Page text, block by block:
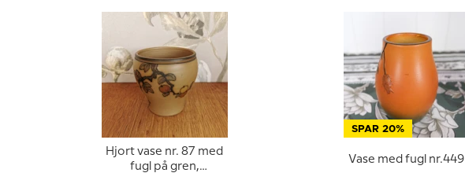
Hjort vase nr. 87 med
fugl på gren,
SPAR 20%
Vase med fugl nr.449